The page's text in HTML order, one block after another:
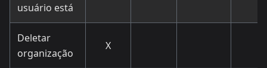
usuário está
Deletar
organização
X